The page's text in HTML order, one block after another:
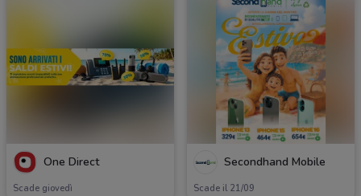
One Direct
Scade giovedì
Secondhand Mobile
Scade il 21/09